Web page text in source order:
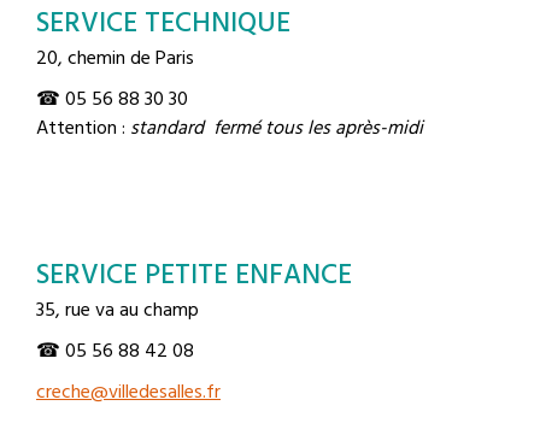
SERVICE TECHNIQUE
20, chemin de Paris
☎ 05 56 88 30 30
Attention : standard fermé tous les après-midi
SERVICE PETITE ENFANCE
35, rue va au champ
☎ 05 56 88 42 08
creche@villedesalles.fr